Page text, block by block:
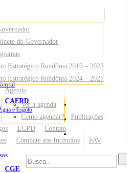
CAERD
e Esgoto
CGE
Sites
do Governador
Estratégico Rondônia 2019 – 2023
Estratégico Rondônia 2024 – 2027
Agenda
Ver a agenda
Como agendar?
Publicações
LGPD
Contato
Combate aos Incêndios PAV